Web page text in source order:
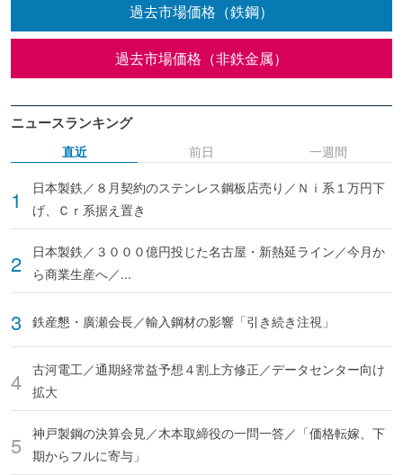
過去市場価格（鉄鋼）
過去市場価格（非鉄金属）
ニュースランキング
直近
日本製鉄／８月契約のステンレス鋼板店売り／Ｎｉ系１万円下
げ、Ｃｒ系据え置き
日本製鉄／３０００億円投じた名古屋・新熱延ライン／今月か
ら商業生産へ／...
鉄産懇・廣瀬会長／輸入鋼材の影響「引き続き注視」
古河電工／通期経常益予想４割上方修正／データセンター向け
拡大
神戸製鋼の決算会見／木本取締役の一問一答／「価格転嫁、下
期からフルに寄与」
前日 一週間